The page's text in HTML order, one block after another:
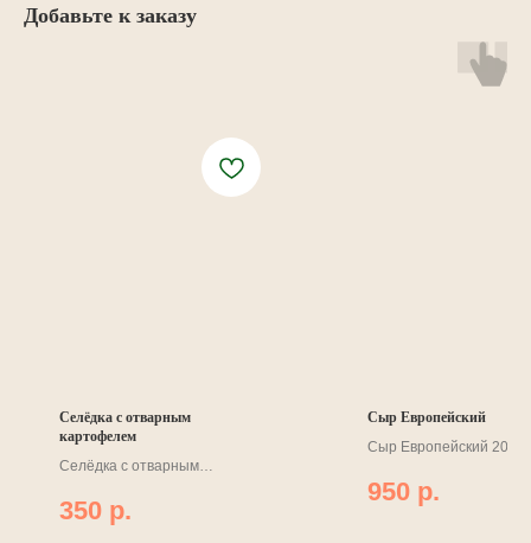
Добавьте к заказу
Селёдка с отварным
картофелем
Селёдка с отварным
Классика вкуса
350 р.
Сыр Европейский
Сыр Европейский 200
950 р.